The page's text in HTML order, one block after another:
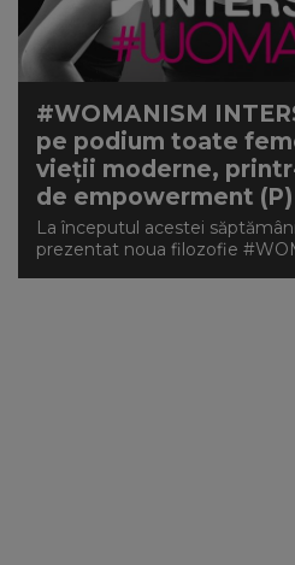
NEWS
CONTUL MEU
#WOMANISM
pe podium toate
vieții moderne,
de empowerment (P)
La începutul acestei
prezentat noua filozofie